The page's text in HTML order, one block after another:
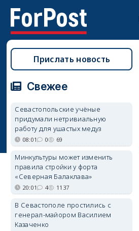
Прислать новость
Свежее
Севастопольские учёные
придумали нетривиальную
работу для ушастых медуз
08:01 0 69
Минкультуры может изменить
правила стройки у форта
«Северная Балаклава»
20:01 4 1137
В Севастополе простились с
генерал-майором Василием
Казаченко